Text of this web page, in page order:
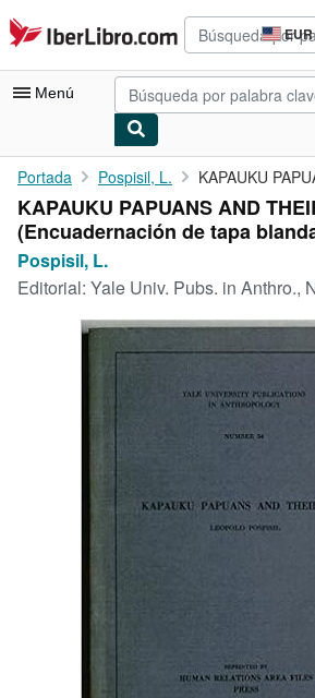
Pasar al contenido principal
IberLibro.com EUR
de
del
Menú
Mi cuenta
Consultar mis pedidos
Búsqueda avanzada
Colecciones
Libros antiguos
Arte y coleccionismo
Comenzar a vender
CERRAR
Portada Pospisil, L. KAPAUKU
KAPAUKU PAPUANS AND
(Encuadernación de tapa
Pospisil, L.
Editorial: Yale Univ. Pubs. in Anthro.,